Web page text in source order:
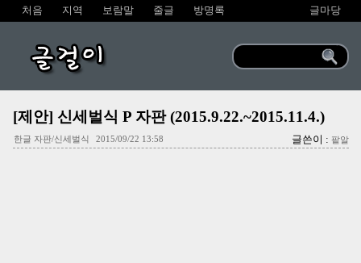
처음 지역 보람말 줄글 방명록 글마당
글걸이
[제안] 신세벌식 P 자판 (2015.9.22.~2015.11.4.)
한글 자판/신세벌식 2015/09/22 13:58 글쓴이 : 팥알